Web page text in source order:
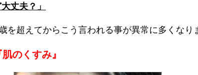
丈夫？」
を超えてからこう言われる事が異常に多くなり
肌のくすみ』